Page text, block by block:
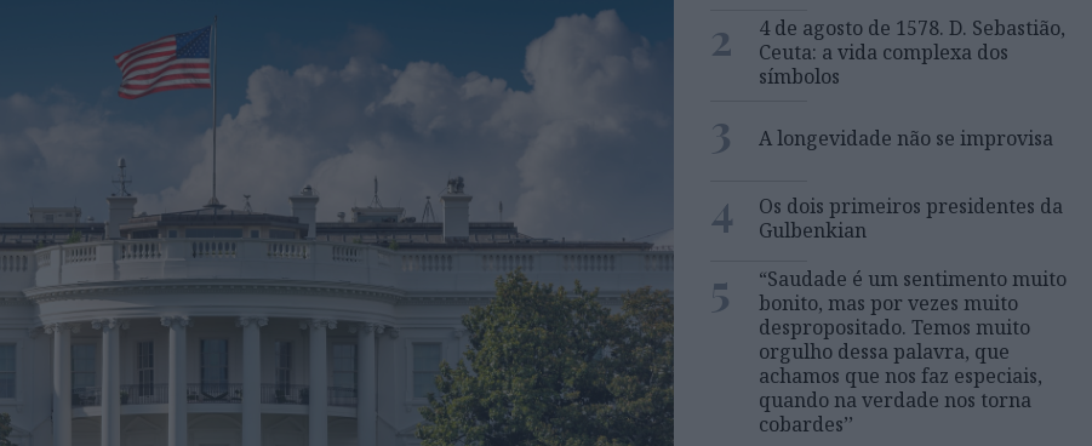
2
4 de agosto de 1578. D. Sebastião,
Ceuta: a vida complexa dos
símbolos
3 A longevidade não se improvisa
4
Os dois primeiros presidentes da
Gulbenkian
5
“Saudade é um sentimento muito
bonito, mas por vezes muito
despropositado. Temos muito
orgulho dessa palavra, que
achamos que nos faz especiais,
quando na verdade nos torna
cobardes’’